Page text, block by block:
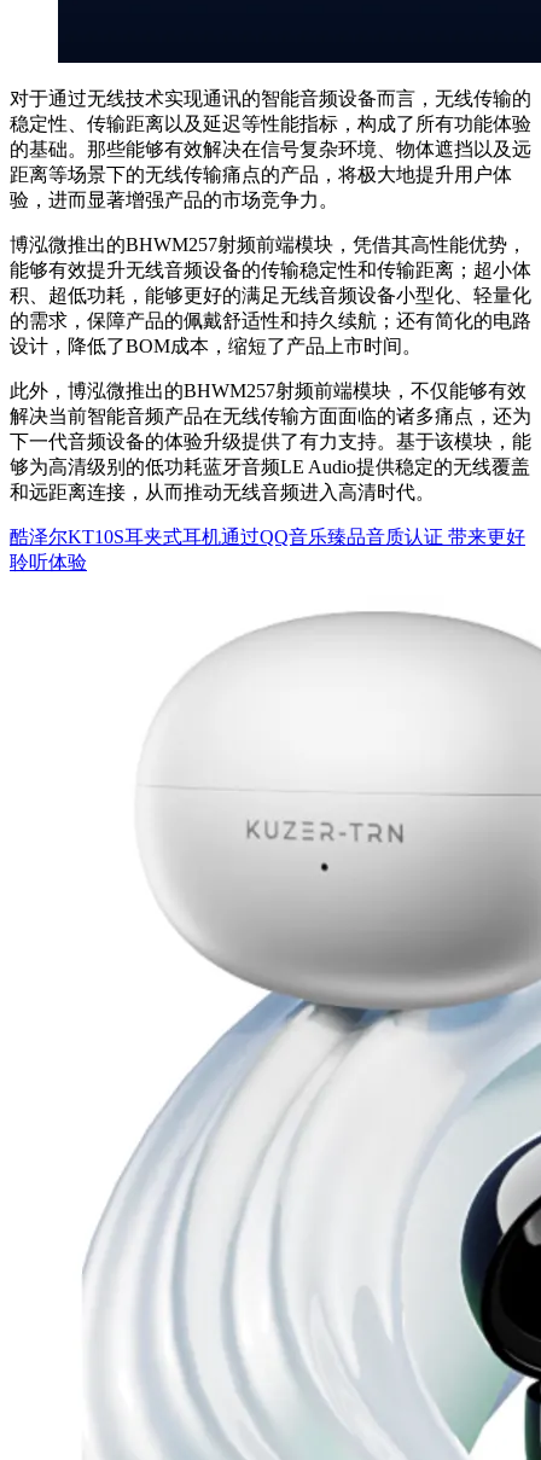
对于通过无线技术实现通讯的智能音频设备而言，无线传输的
稳定性、传输距离以及延迟等性能指标，构成了所有功能体验
的基础。那些能够有效解决在信号复杂环境、物体遮挡以及远
距离等场景下的无线传输痛点的产品，将极大地提升用户体
验，进而显著增强产品的市场竞争力。
博泓微推出的BHWM257射频前端模块，凭借其高性能优势，
能够有效提升无线音频设备的传输稳定性和传输距离；超小体
积、超低功耗，能够更好的满足无线音频设备小型化、轻量化
的需求，保障产品的佩戴舒适性和持久续航；还有简化的电路
设计，降低了BOM成本，缩短了产品上市时间。
此外，博泓微推出的BHWM257射频前端模块，不仅能够有效
解决当前智能音频产品在无线传输方面面临的诸多痛点，还为
下一代音频设备的体验升级提供了有力支持。基于该模块，能
够为高清级别的低功耗蓝牙音频LE Audio提供稳定的无线覆盖
和远距离连接，从而推动无线音频进入高清时代。
酷泽尔KT10S耳夹式耳机通过QQ音乐臻品音质认证 带来更好
聆听体验